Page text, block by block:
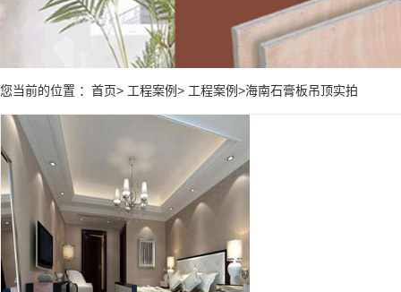
您当前的位置 ：首页> 工程案例> 工程案例>海南石膏板吊顶实拍